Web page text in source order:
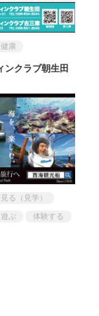
健康
ンクラブ朝生田
見る（見学）
遊ぶ 体験する